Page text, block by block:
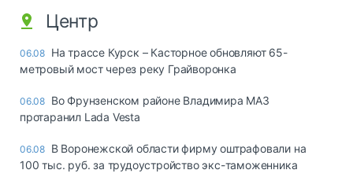
Центр
06.08 На трассе Курск – Касторное обновляют 65-
метровый мост через реку Грайворонка
06.08 Во Фрунзенском районе Владимира МАЗ
протаранил Lada Vesta
06.08 В Воронежской области фирму оштрафовали на
100 тыс. руб. за трудоустройство экс-таможенника